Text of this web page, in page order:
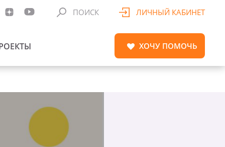
ПОИСК ЛИЧНЫЙ КАБИНЕТ
ХОЧУ ПОМОЧЬ